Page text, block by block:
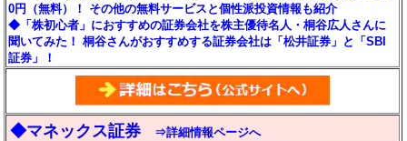
0円（無料）！ その他の無料サービスと個性派投資情報も紹介
◆「株初心者」におすすめの証券会社を株主優待名人・桐谷広人さんに
聞いてみた！ 桐谷さんがおすすめする証券会社は「松井証券」と「SBI
証券」！
◆マネックス証券 ⇒詳細情報ページへ